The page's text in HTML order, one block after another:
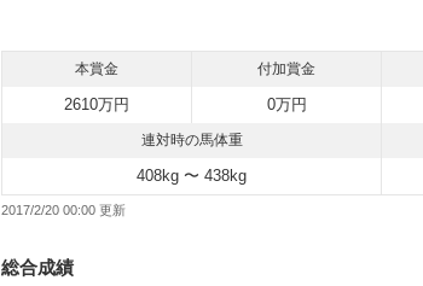
本賞金 付加賞金
2610万円 0万円
連対時の馬体重
408kg 〜 438kg
2017/2/20 00:00
総合成績